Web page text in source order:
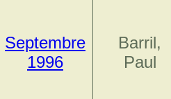
Septembre
1996
Barril,
Paul